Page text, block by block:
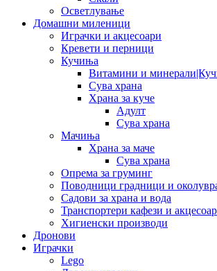
Осветлување
Домашни миленици
Играчки и акцесоари
Кревети и перници
Кучиња
Витамини и
Сува храна
Храна за куче
Адулт
Сува храна
Мачиња
Храна за маче
Сува храна
Опрема за груминг
Поводници градници и
Садови за храна и вода
Транспортери кафези и
Хигиенски производи
Дронови
Играчки
Lego